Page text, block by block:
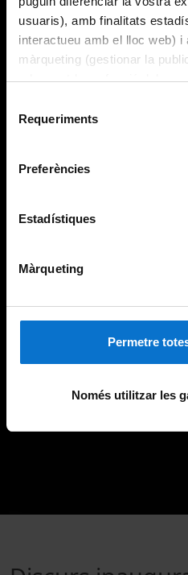
usuaris), amb finalitats
interactueu amb el lloc web) i
màrqueting (gestionar la
adequant-la en funció dels
consultar laPolítica de
Requeriments
Preferències
Estadístiques
Màrqueting
Permetre
Només utilitzar les